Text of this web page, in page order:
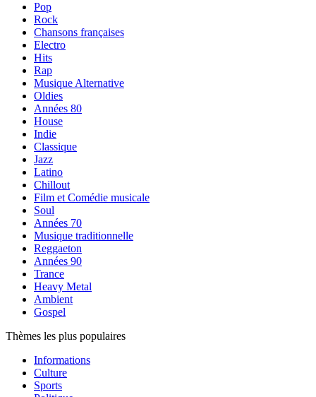
Pop
Rock
Chansons françaises
Electro
Hits
Rap
Musique Alternative
Oldies
Années 80
House
Indie
Classique
Jazz
Latino
Chillout
Film et Comédie musicale
Soul
Années 70
Musique traditionnelle
Reggaeton
Années 90
Trance
Heavy Metal
Ambient
Gospel
Thèmes les plus populaires
Informations
Culture
Sports